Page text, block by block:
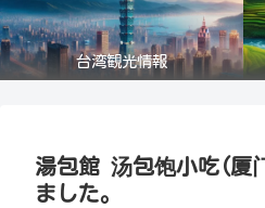
台湾観光情報
湯包館 汤包饱小吃(厦
ました。